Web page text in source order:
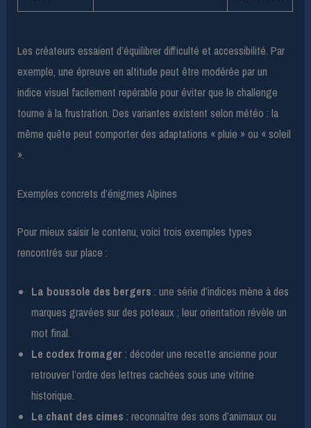
Les créateurs essaient d’équilibrer difficulté et accessibilité. Par
exemple, une épreuve en altitude peut être modérée par un
indice visuel facilement repérable pour éviter que le challenge
tourne à la frustration. Des variantes existent selon météo : la
même quête peut comporter des adaptations « pluie » ou « soleil
».
Exemples concrets d’énigmes Alpines
Pour mieux saisir le contenu, voici trois exemples types
rencontrés sur place :
La boussole des bergers : une série d’indices mène à des
marques gravées sur des poteaux ; leur orientation révèle un
mot final.
Le codex fromager: décoder une recette ancienne pour
retrouver l’ordre des lettres cachées sous une vitrine
historique.
Le chant des cimes : reconnaître des sons d’animaux ou